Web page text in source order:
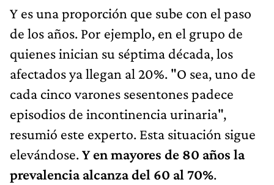
Y es una proporción que sube con el paso
de los años. Por ejemplo, en el grupo de
quienes inician su séptima década, los
afectados ya llegan al 20%. "O sea, uno de
cada cinco varones sesentones padece
episodios de incontinencia urinaria",
resumió este experto. Esta situación sigue
elevándose.Y en mayores de 80 años la
prevalencia alcanza del 60 al 70%.